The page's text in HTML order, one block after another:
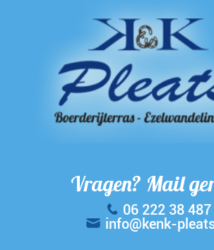
Vragen? Mail
06 222 38 487
info@kenk-